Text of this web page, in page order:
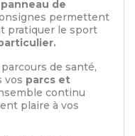
panneau de
permettent
pratiquer le sport
de santé,
vos parcs et
continu
plaire à vos